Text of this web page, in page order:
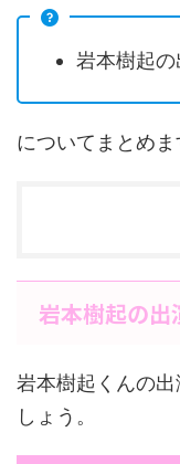
岩本樹起
についてまとめま
岩本樹起の出
岩本樹起くんの
しょう。